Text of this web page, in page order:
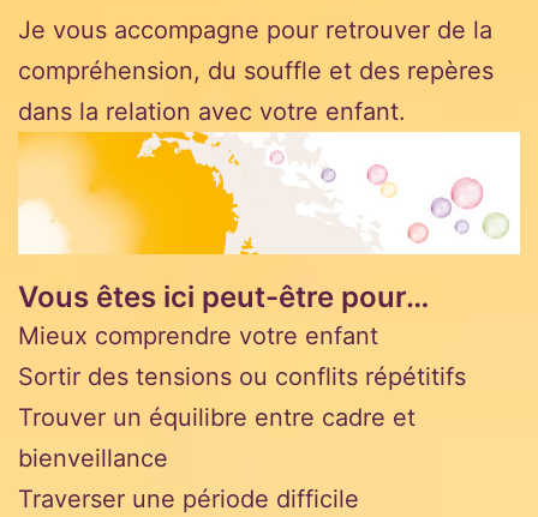
Je vous accompagne pour retrouver de la
compréhension, du souffle et des repères
dans la relation avec votre enfant.
Vous êtes ici peut-être pour…
Mieux comprendre votre enfant
Sortir des tensions ou conflits répétitifs
Trouver un équilibre entre cadre et
bienveillance
Traverser une période difficile